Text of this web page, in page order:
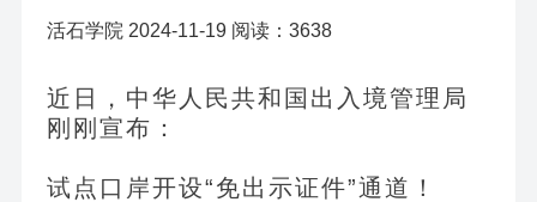
活石学院 2024-11-19 阅读：3638
近日，中华人民共和国出入境管理局
刚刚宣布：
试点口岸开设“免出示证件”通道！